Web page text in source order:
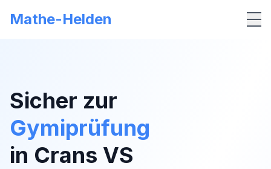
Mathe-Helden
Sicher zur
Gymiprüfung
in Crans VS